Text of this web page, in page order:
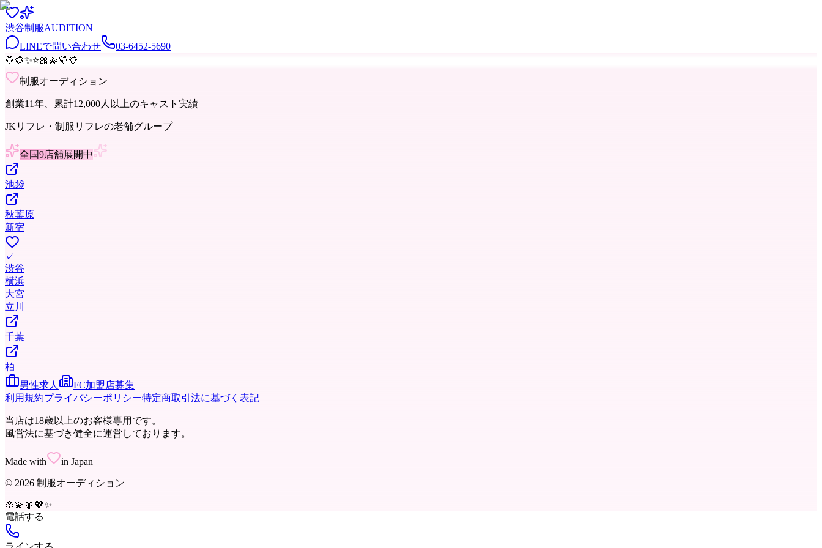
渋谷制服AUDITION
LINEで問い合わせ
03-6452-5690
💛🌻✨⭐🎀 💫💛🌻
制服オーディション
創業11年、累計12,000人以上のキャスト実績
JKリフレ・制服リフレの老舗グループ
全国9店舗展開中
池袋
秋葉原
新宿
✓
渋谷
横浜
大宮
立川
千葉
柏
男性求人
FC加盟店募集
利用規約プライバシーポリシー特定商取引法に基づく表記
当店は18歳以上のお客様専用です。
風営法に基づき健全に運営しております。
Made with in Japan
© 2026 制服オーディション
🌸💫 🎀 💖✨
電話する